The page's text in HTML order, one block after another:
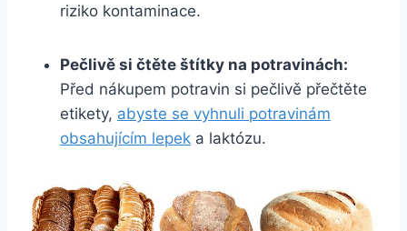
riziko kontaminace.
Pečlivě si čtěte štítky na potravinách:
Před nákupem potravin si pečlivě přečtěte
etikety, abyste se vyhnuli potravinám
obsahujícím lepek a laktózu.